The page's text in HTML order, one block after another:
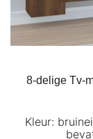
8-delige Tv-
Kleur: